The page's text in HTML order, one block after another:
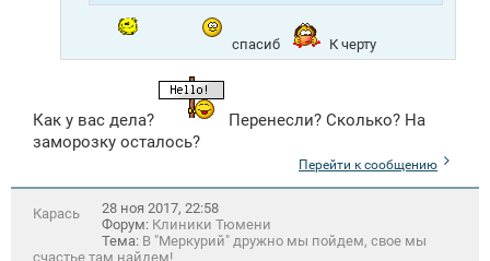
спасиб К черту
Как у вас дела?
Перенесли? Сколько? На
заморозку осталось?
Перейти к сообщению
Карась
28 ноя 2017, 22:58
Форум: Клиники Тюмени
Тема: В "Меркурий" дружно мы пойдем, свое мы
счастье там найдем!